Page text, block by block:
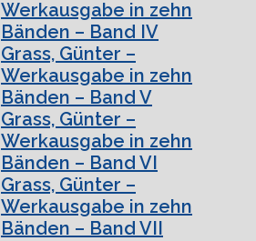
Werkausgabe in zehn
Bänden – Band IV
Grass, Günter –
Werkausgabe in zehn
Bänden – Band V
Grass, Günter –
Werkausgabe in zehn
Bänden – Band VI
Grass, Günter –
Werkausgabe in zehn
Bänden – Band VII